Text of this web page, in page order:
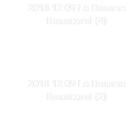
2018 12 09 La Baume
Roustand (4)
2018 12 09 La Baume
Roustand (2)